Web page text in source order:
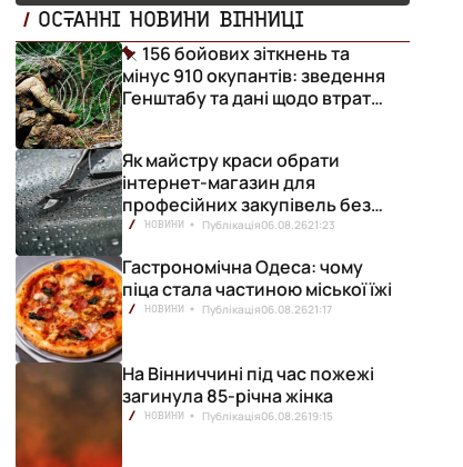
ОСТАННІ НОВИНИ ВІННИЦІ
156 бойових зіткнень та
мінус 910 окупантів: зведення
Генштабу та дані щодо втрат
Як майстру краси обрати
інтернет-магазин для
професійних закупівель без
ризику переплат
НОВИНИ Публікація06.08.2621:23
Гастрономічна Одеса: чому
піца стала частиною міської їжі
НОВИНИ Публікація06.08.2621:17
На Вінниччині під час пожежі
загинула 85-річна жінка
НОВИНИ Публікація06.08.2619:15